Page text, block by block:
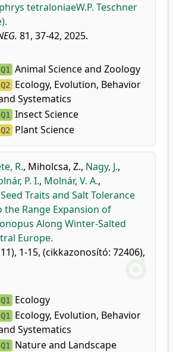
tetraloniaeW.P. Teschner
81, 37-42, 2025.
Q1 Animal Science and Zoology
Q2 Ecology, Evolution, Behavior
Systematics
Q1 Insect Science
Q2 Plant Science
R., Miholcsa, Z., Nagy, J.,
P. I., Molnár, V. A.,
Seed Traits and Salt Tolerance
Range Expansion of
Along Winter-Salted
Europe.
1-15, (cikkazonosító: 72406),
Q1 Ecology
Q1 Ecology, Evolution, Behavior
Systematics
Q1 Nature and Landscape